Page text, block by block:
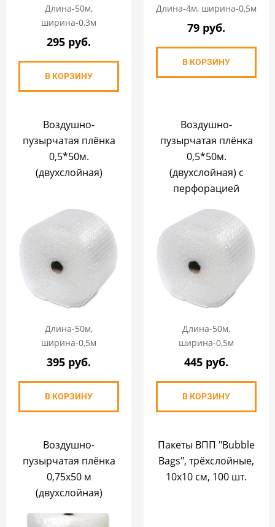
Длина-50м,
ширина-0,3м
295 руб.
В КОРЗИНУ
Длина-4м, ширина-0,5м
79 руб.
В КОРЗИНУ
Воздушно-
пузырчатая плёнка
0,5*50м.
(двухслойная)
Длина-50м,
ширина-0,5м
395 руб.
В КОРЗИНУ
Воздушно-
пузырчатая плёнка
0,5*50м.
(двухслойная) с
перфорацией
Длина-50м,
ширина-0,5м
445 руб.
В КОРЗИНУ
Воздушно-
пузырчатая плёнка
0,75х50 м
(двухслойная)
Пакеты ВПП "Bubble
Bags", трёхслойные,
10х10 см, 100 шт.